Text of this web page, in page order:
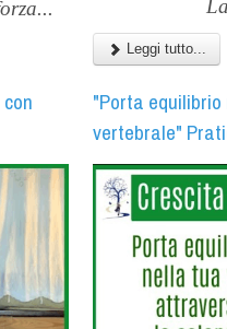
Leggi tutto...
"Porta
vertebrale"